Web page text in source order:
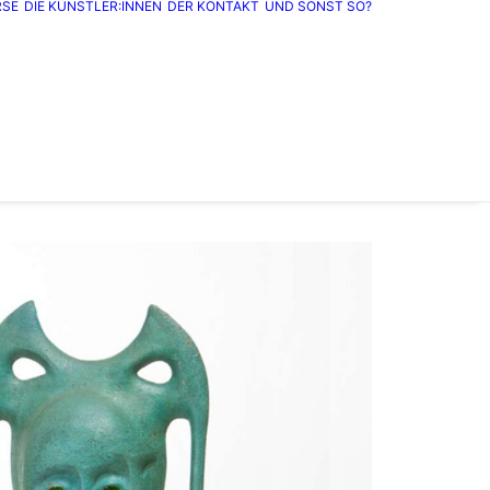
DIE KÜNSTLER:INNEN DER KONTAKT UND SONST SO?